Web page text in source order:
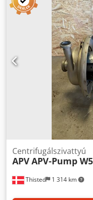
Thisted 1 314 km
Centrifugálszivattyú
APVAPV-Pump